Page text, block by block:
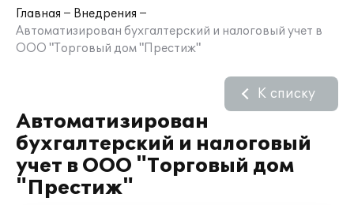
Главная
Внедрения
Автоматизирован бухгалтерский и налоговый учет в
ООО "Торговый дом "Престиж"
Автоматизирован
бухгалтерский и налоговый
учет в ООО "Торговый дом
"Престиж"
К списку